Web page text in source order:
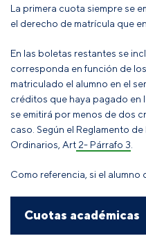
La primera cuota siempre se
el derecho de matrícula que
En las boletas restantes se
corresponda en función de
matriculado el alumno en el
créditos que haya pagado en
se emitirá por menos de dos
caso Según el Reglamento
Ordinarios, Art 2- Párrafo 3
Como referencia, si el
Cuotas académicas